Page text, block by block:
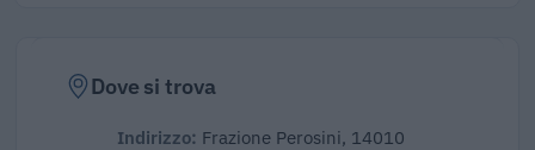
Dove si trova
Indirizzo: Frazione Perosini, 14010